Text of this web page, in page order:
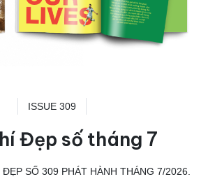
ISSUE 309
Đẹp số tháng 7
SỐ 309 PHÁT HÀNH THÁNG 7/2026.